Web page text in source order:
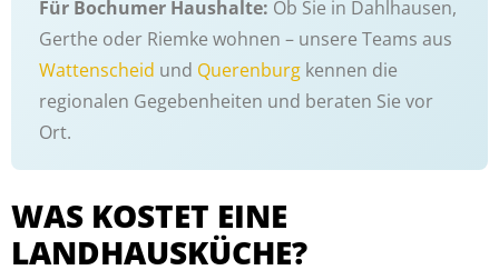
Für Bochumer Haushalte: Ob Sie in Dahlhausen,
Gerthe oder Riemke wohnen – unsere Teams aus
Wattenscheid und Querenburg kennen die
regionalen Gegebenheiten und beraten Sie vor
Ort.
WAS KOSTET EINE
LANDHAUSKÜCHE?